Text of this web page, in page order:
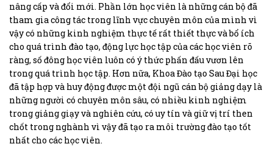
nâng cấp và đổi mới. Phần lớn học viên là những cán bộ đã
tham gia công tác trong lĩnh vực chuyên môn của mình vì
vậy có những kinh nghiệm thực tế rất thiết thực và bổ ích
cho quá trình đào tạo, động lực học tập của các học viên rõ
ràng, số đông học viên luôn có ý thức phấn đấu vươn lên
trong quá trình học tập. Hơn nữa, Khoa Đào tạo Sau Đại học
đã tập hợp và huy động được một đội ngũ cán bộ giảng dạy là
những người có chuyên môn sâu, có nhiều kinh nghiệm
trong giảng giạy và nghiên cứu, có uy tín và giữ vị trí then
chốt trong nghành vì vậy đã tạo ra môi trường đào tạo tốt
nhất cho các học viên.